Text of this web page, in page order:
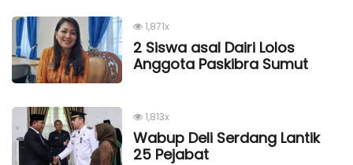
1,871x
2 Siswa asal Dairi Lolos
Anggota Paskibra Sumut
1,813x
Wabup Deli Serdang Lantik
25 Pejabat